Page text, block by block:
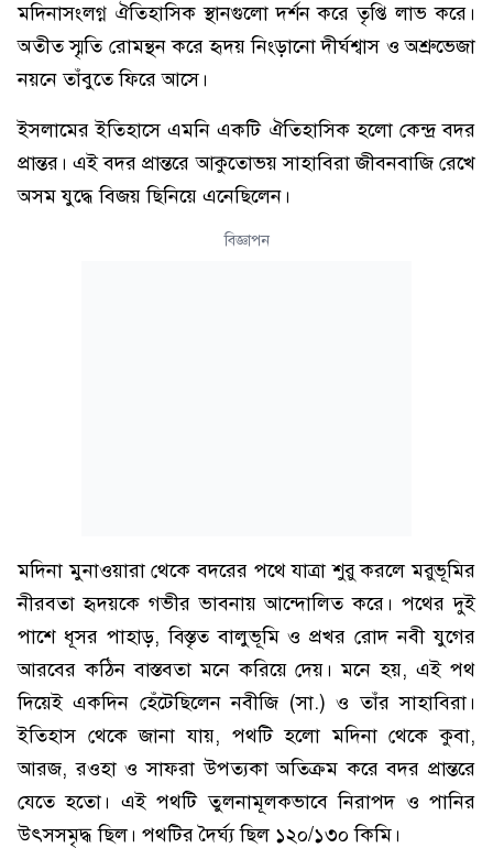
মদিনাসংলগ্ন ঐতিহাসিক স্থানগুলো দর্শন করে তৃপ্তি লাভ করে।
অতীত স্মৃতি রোমন্থন করে হৃদয় নিংড়ানো দীর্ঘশ্বাস ও অশ্রুভেজা
নয়নে তাঁবুতে ফিরে আসে।
ইসলামের ইতিহাসে এমনি একটি ঐতিহাসিক হলো কেন্দ্র বদর
প্রান্তর। এই বদর প্রান্তরে আকুতোভয় সাহাবিরা জীবনবাজি রেখে
অসম যুদ্ধে বিজয় ছিনিয়ে এনেছিলেন।
বিজ্ঞাপন
মদিনা মুনাওয়ারা থেকে বদরের পথে যাত্রা শুরু করলে মরুভূমির
নীরবতা হৃদয়কে গভীর ভাবনায় আন্দোলিত করে। পথের দুই
পাশে ধূসর পাহাড়, বিস্তৃত বালুভূমি ও প্রখর রোদ নবী যুগের
আরবের কঠিন বাস্তবতা মনে করিয়ে দেয়। মনে হয়, এই পথ
দিয়েই একদিন হেঁটেছিলেন নবীজি (সা.) ও তাঁর সাহাবিরা।
ইতিহাস থেকে জানা যায়, পথটি হলো মদিনা থেকে কুবা,
আরজ, রওহা ও সাফরা উপত্যকা অতিক্রম করে বদর প্রান্তরে
যেতে হতো। এই পথটি তুলনামূলকভাবে নিরাপদ ও পানির
উৎসসমৃদ্ধ ছিল। পথটির দৈর্ঘ্য ছিল ১২০/১৩০ কিমি।